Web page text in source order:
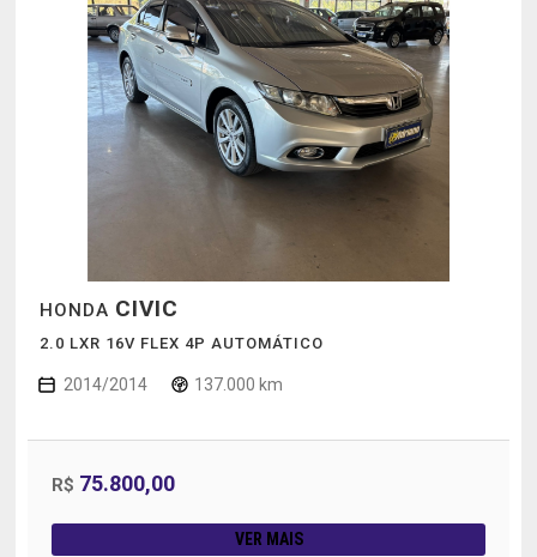
HONDA CIVIC
2.0 LXR 16V FLEX 4P AUTOMÁTICO
2014/2014 137.000 km
R$ 75.800,00
VER MAIS